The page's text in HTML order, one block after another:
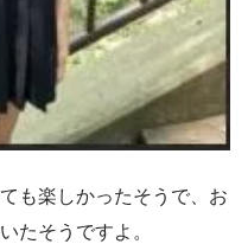
も楽しかったそうで、お
たそうですよ。